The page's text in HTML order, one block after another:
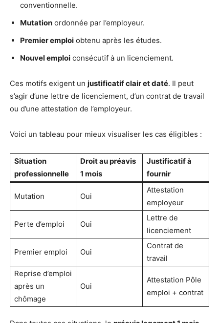
conventionnelle.
Mutation ordonnée par l’employeur.
Premier emploi obtenu après les études.
Nouvel emploi consécutif à un licenciement.
Ces motifs exigent un justificatif clair et daté. Il peut
s’agir d’une lettre de licenciement, d’un contrat de travail
ou d’une attestation de l’employeur.
Voici un tableau pour mieux visualiser les cas éligibles :
Situation
professionnelle
Droit au préavis
1 mois
Justificatif à
fournir
Mutation Oui
Attestation
employeur
Perte d’emploi Oui
Lettre de
licenciement
Premier emploi Oui
Contrat de
travail
Reprise d’emploi
après un
chômage
Oui
Attestation Pôle
emploi + contrat